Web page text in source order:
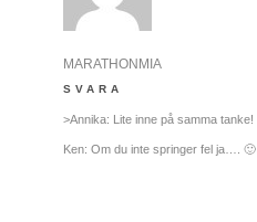
MARATHONMIA
SVARA
>Annika: Lite inne på samma tanke!
Ken: Om du inte springer fel ja…. 🙂